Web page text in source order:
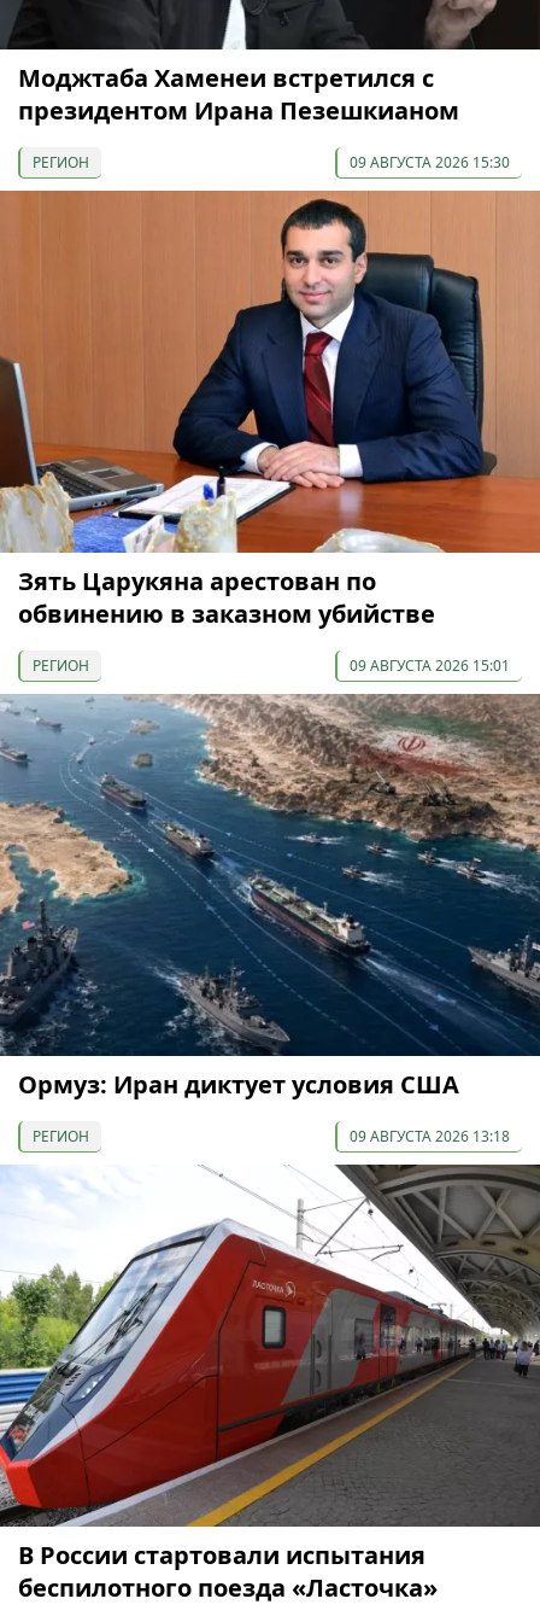
Моджтаба Хаменеи встретился с
президентом Ирана Пезешкианом
РЕГИОН 09 АВГУСТА 2026 15:30
Зять Царукяна арестован по
обвинению в заказном убийстве
РЕГИОН 09 АВГУСТА 2026 15:01
Ормуз: Иран диктует условия США
РЕГИОН 09 АВГУСТА 2026 13:18
В России стартовали испытания
беспилотного поезда «Ласточка»